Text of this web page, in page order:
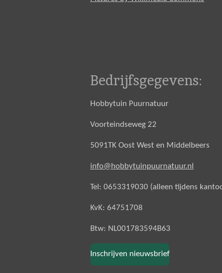
Bedrijfsgegevens:
Hobbytuin Puurnatuur
Voorteindseweg 22
5091TK Oost West en Middelbeers
info@hobbytuinpuurnatuur.nl
Tel: 0653319030 (alleen tijdens
KvK: 64751708
Btw: NL001783594B63
Inschrijven nieuwsbrief